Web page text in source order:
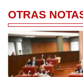
OTRAS